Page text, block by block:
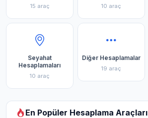
15 araç 10 araç
Seyahat
Hesaplamaları
10 araç
Diğer Hesaplamalar
19 araç
En Popüler Hesaplama Araçları